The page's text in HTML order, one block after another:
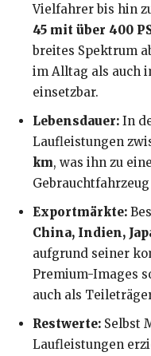
Vielfahrer bis hin
45 mit über 400
breites Spektrum
im Alltag als auch
einsetzbar.
Lebensdauer: In
Laufleistungen
km, was ihn zu
Exportmärkte:
China, Indien,
aufgrund seiner
Premium-Images
auch als
Restwerte: Selbst
Laufleistungen